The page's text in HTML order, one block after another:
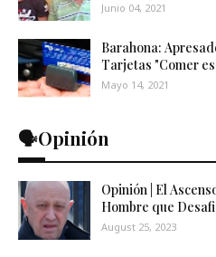
Junio 04, 2021
Barahona:
Tarjetas "Comer
Mayo 14, 2021
🗣️Opinión
Opinión | El
Hombre que
August 25, 2023